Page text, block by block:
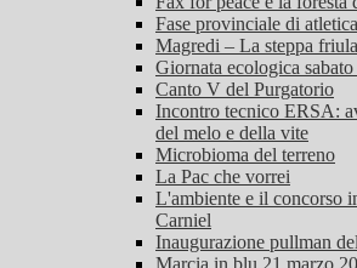
Fase provinciale di
Magredi – La steppa
Giornata ecologica
Canto V del Purgatorio
Incontro tecnico ERSA:
del melo e della vite
Microbioma del terreno
La Pac che vorrei
L'ambiente e il concorso
Carniel
Inaugurazione pullman